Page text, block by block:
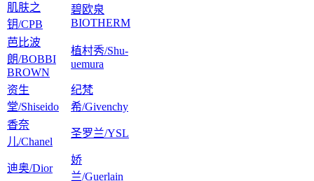
肌肤之
钥/CPB
碧欧泉
BIOTHERM
芭比波
朗/BOBBI
BROWN
植村秀/Shu-
uemura
资生
堂/Shiseido
纪梵
希/Givenchy
香奈
儿/Chanel
圣罗兰/YSL
迪奥/Dior
娇
兰/Guerlain